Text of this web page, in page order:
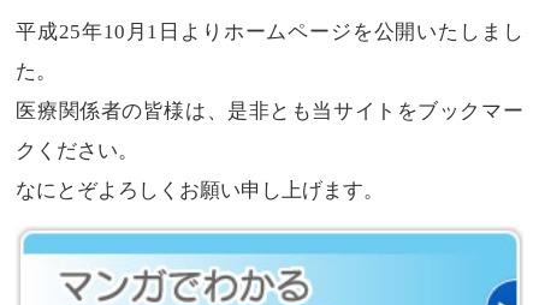
平成25年10月1日よりホームページを公開いたしまし
た。
医療関係者の皆様は、是非とも当サイトをブックマー
クください。
なにとぞよろしくお願い申し上げます。